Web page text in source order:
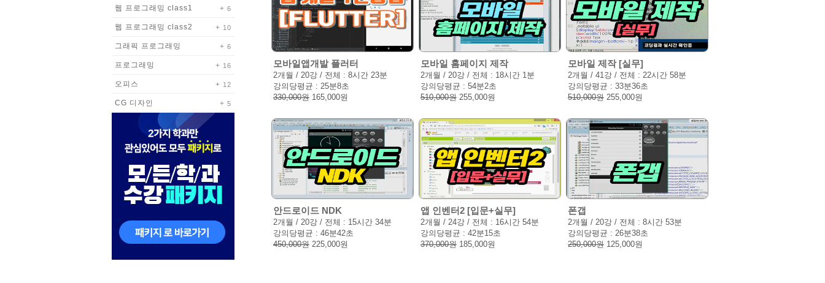
웹 프로그래밍 class1 6
웹 프로그래밍 class2 10
그래픽 프로그래밍 6
프로그래밍 16
오피스 12
CG 디자인 5
모바일앱개발 플러터
2개월 / 20강 / 전체 : 8시간 23분
강의당평균 : 25분8초
330,000원 165,000원
모바일 홈페이지 제작
2개월 / 20강 / 전체 : 18시간 1분
강의당평균 : 54분2초
510,000원 255,000원
모바일 제작 [실무]
2개월 / 41강 / 전체 : 22시간 58분
강의당평균 : 33분36초
510,000원 255,000원
안드로이드 NDK
2개월 / 20강 / 전체 : 15시간 34분
강의당평균 : 46분42초
450,000원 225,000원
앱 인벤터2 [입문+실무]
2개월 / 24강 / 전체 : 16시간 54분
강의당평균 : 42분15초
370,000원 185,000원
폰갭
2개월 / 20강 / 전체 : 8시간 53분
강의당평균 : 26분38초
250,000원 125,000원